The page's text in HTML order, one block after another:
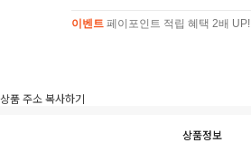
이벤트 페이포인트 적립 혜택 2배 UP!
상품 주소 복사하기
상품정보